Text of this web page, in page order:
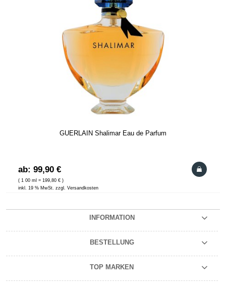
GUERLAIN Shalimar Eau de Parfum
ab: 99,90 €
( 1 00 ml = 199,80 € )
inkl. 19 % MwSt. zzgl. Versandkosten
INFORMATION
BESTELLUNG
TOP MARKEN